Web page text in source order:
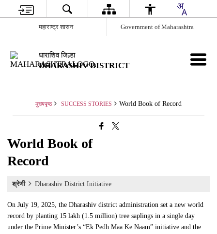
महाराष्ट्र शासन Government of Maharashtra
धाराशिव जिल्हा
DHARASHIV DISTRICT
मुख्यपृष्ठ SUCCESS STORIES World Book of Record
World Book of
Record
श्रेणी Dharashiv District Initiative
On July 19, 2025, the Dharashiv district administration set a new world
record by planting 15 lakh (1.5 million) tree saplings in a single day
under the Prime Minister’s “Ek Pedh Maa Ke Naam” initiative and the